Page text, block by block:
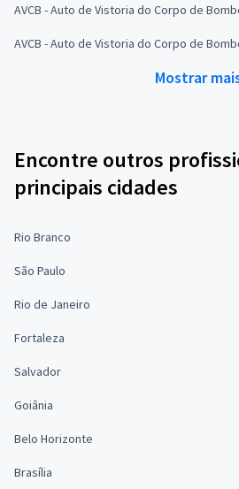
AVCB - Auto de Vistoria do Corpo de
AVCB - Auto de Vistoria do Corpo de
Mostrar
Encontre outros
principais cidades
Rio Branco
São Paulo
Rio de Janeiro
Fortaleza
Salvador
Goiânia
Belo Horizonte
Brasília